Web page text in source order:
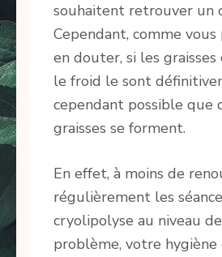
souhaitent retrouver un
Cependant, comme vous
en douter, si les
le froid le sont
cependant possible que
graisses se forment.
En effet, à moins de
régulièrement les
cryolipolyse au niveau
problème, votre hygiène